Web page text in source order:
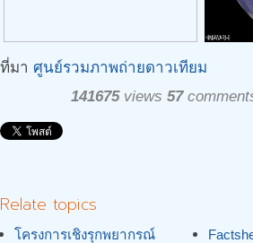
ที่มา ศูนย์รวมภาพถ่ายดาวเทียม
141675views 57
Relate topics
โครงการเชิงรุกพยากรณ์